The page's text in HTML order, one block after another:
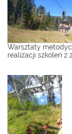
Warsztaty
realizacji szkoleń z